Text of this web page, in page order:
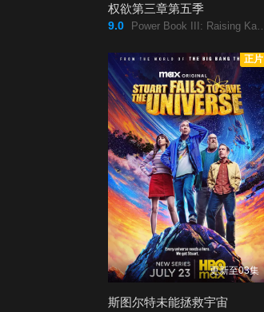
权欲第三章第五季
9.0 Power Book III: Raising Kanan Season 5/
正片
更新至03集
斯图尔特未能拯救宇宙